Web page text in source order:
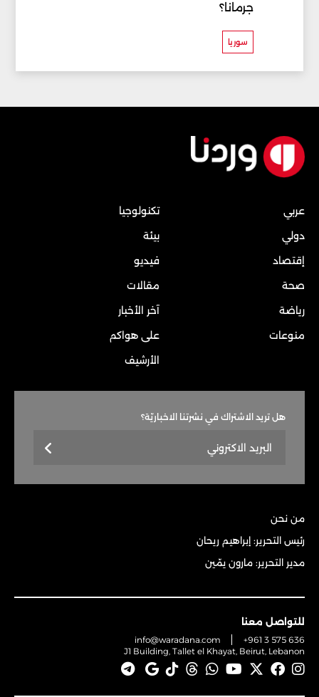
جرمانا؟
سوريا
عربي
دولي
إقتصاد
صحة
رياضة
منوعات
تكنولوجيا
بيئة
فيديو
مقالات
آخر الأخبار
على هواكم
الأرشيف
هل تريد الاشتراك في نشرتنا الاخباريّة؟
من نحن
رئيس التحرير: إبراهيم ريحان
مدير التحرير: مارون يمّين
للتواصل معنا
info@waradana.com
+961 3 575 636
J1 Building, Tallet el Khayat, Beirut, Lebanon